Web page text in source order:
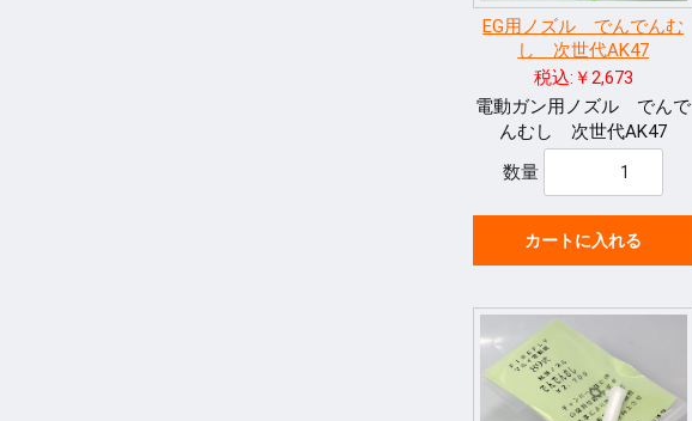
EG用ノズル でんでんむ
し 次世代AK47
税込:￥2,673
電動ガン用ノズル でんで
んむし 次世代AK47
数量
カートに入れる